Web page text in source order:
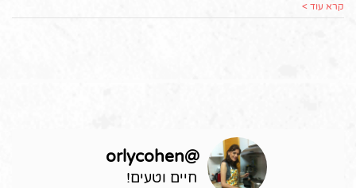
קרא עוד >
@
orlycohen
חיים וטעים!